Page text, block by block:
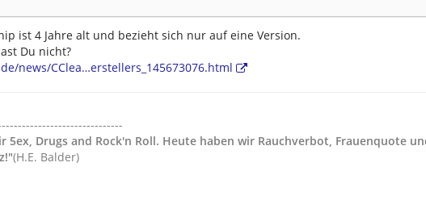
ist 4 Jahre alt und bezieht sich nur auf eine Version.
Du nicht?
news/CClea…erstellers_145673076.html
5ex, Drugs and Rock'n Roll. Heute haben wir Rauchverbot, Frauenquote
(H.E. Balder)